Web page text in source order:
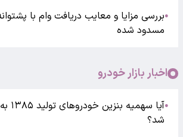
●بررسی مزایا و معایب دریافت وام با
مسدود شده
اخبار بازار خودرو
●
شد؟